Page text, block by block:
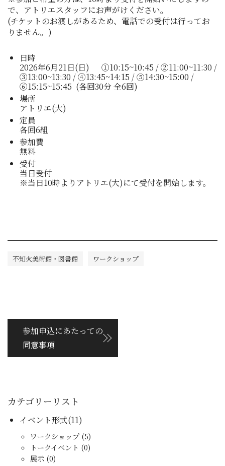
で、アトリエスタッフにお声がけください。
(チケットのお渡しがあるため、電話での受付は行ってお
りません。)
日時
2026年6月21日(日) ①10:15~10:45 / ②11:00~11:30 /
③13:00~13:30 / ④13:45~14:15 / ⑤14:30~15:00 /
⑥15:15~15:45 (各回30分 全6回)
場所
アトリエ(大)
定員
各回6組
参加費
無料
受付
当日受付
※当日10時よりアトリエ(大)にて受付を開始します。
不知火美術館・図書館 ワークショップ
参加申込にあたっての
同意事項
カテゴリーリスト
イベント形式(11)
ワークショップ (5)
トークイベント (0)
展示 (0)